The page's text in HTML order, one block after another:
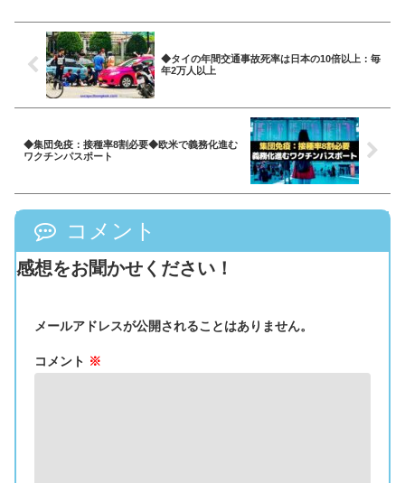
◆タイの年間交通事故死率は日本の10倍以上：毎
年2万人以上
◆集団免疫：接種率8割必要◆欧米で義務化進む
ワクチンパスポート
コメント
感想をお聞かせください！
メールアドレスが公開されることはありません。
コメント ※